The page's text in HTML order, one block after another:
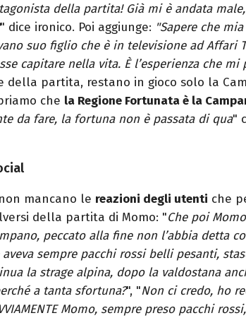
della partita! Già mi è andata
" dice ironico. Poi aggiunge: "Sapere che
suo figlio che è in televisione ad Affari
capitare nella vita. È l’esperienza che
della partita, restano in gioco solo la
che la Regione Fortunata è la
da fare, la fortuna non è passata di qua"
mancano le reazioni degli utenti che
della partita di Momo: "Che poi
peccato alla fine non l’abbia detta
sempre pacchi rossi belli pesanti,
la strage alpina, dopo la valdostana
a tanta sfortuna?", "Non ci credo, ho
Momo, sempre preso pacchi